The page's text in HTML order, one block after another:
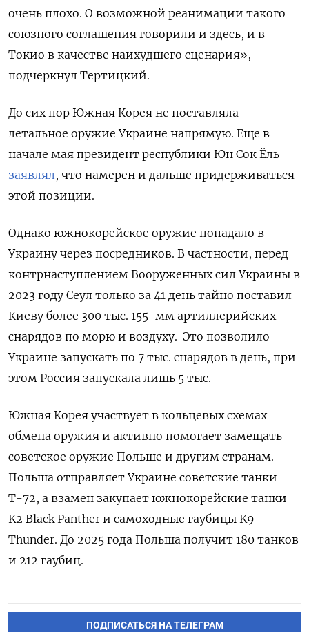
очень плохо. О возможной реанимации такого
союзного соглашения говорили и здесь, и в
Токио в качестве наихудшего сценария», —
подчеркнул Тертицкий.
До сих пор Южная Корея не поставляла
летальное оружие Украине напрямую. Еще в
начале мая президент республики Юн Сок Ёль
заявлял, что намерен и дальше придерживаться
этой позиции.
Однако южнокорейское оружие попадало в
Украину через посредников. В частности, перед
контрнаступлением Вооруженных сил Украины в
2023 году Сеул только за 41 день тайно поставил
Киеву более 300 тыс. 155-мм артиллерийских
снарядов по морю и воздуху. Это позволило
Украине запускать по 7 тыс. снарядов в день, при
этом Россия запускала лишь 5 тыс.
Южная Корея участвует в кольцевых схемах
обмена оружия и активно помогает замещать
советское оружие Польше и другим странам.
Польша отправляет Украине советские танки
Т-72, а взамен закупает южнокорейские танки
K2 Black Panther и самоходные гаубицы K9
Thunder. До 2025 года Польша получит 180 танков
и 212 гаубиц.
ПОДПИСАТЬСЯ НА ТЕЛЕГРАМ